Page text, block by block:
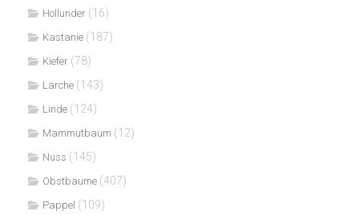
Hollunder (16)
Kastanie (187)
Kiefer (78)
Lärche (143)
Linde (124)
Mammutbaum (12)
Nuss (145)
Obstbäume (407)
Pappel (109)